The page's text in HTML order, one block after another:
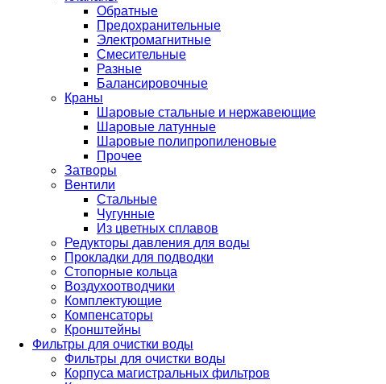
Обратные
Предохранительные
Электромагнитные
Смесительные
Разные
Балансировочные
Краны
Шаровые стальные и нержавеющие
Шаровые латунные
Шаровые полипропиленовые
Прочее
Затворы
Вентили
Стальные
Чугунные
Из цветных сплавов
Редукторы давления для воды
Прокладки для подводки
Стопорные кольца
Воздухоотводчики
Комплектующие
Компенсаторы
Кронштейны
Фильтры для очистки воды
Фильтры для очистки воды
Корпуса магистральных фильтров